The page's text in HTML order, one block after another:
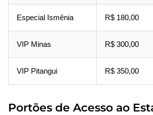
Especial Ismênia R$ 180,00
VIP Minas R$ 300,00
VIP Pitangui R$ 350,00
Portões de Acesso ao